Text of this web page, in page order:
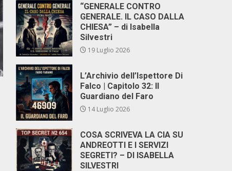
“GENERALE CONTRO
GENERALE. IL CASO DALLA
CHIESA” – di Isabella
Silvestri
19 Luglio 2026
L’Archivio dell’Ispettore Di
Falco | Capitolo 32: Il
Guardiano del Faro
14 Luglio 2026
COSA SCRIVEVA LA CIA SU
ANDREOTTI E I SERVIZI
SEGRETI? – DI ISABELLA
SILVESTRI